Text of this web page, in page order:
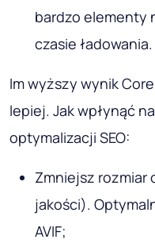
bardzo elementy
czasie
Im wyższy wynik
lepiej. Jak wpłynąć
optymalizacji SEO:
Zmniejsz rozmiar
jakości).
AVIF;